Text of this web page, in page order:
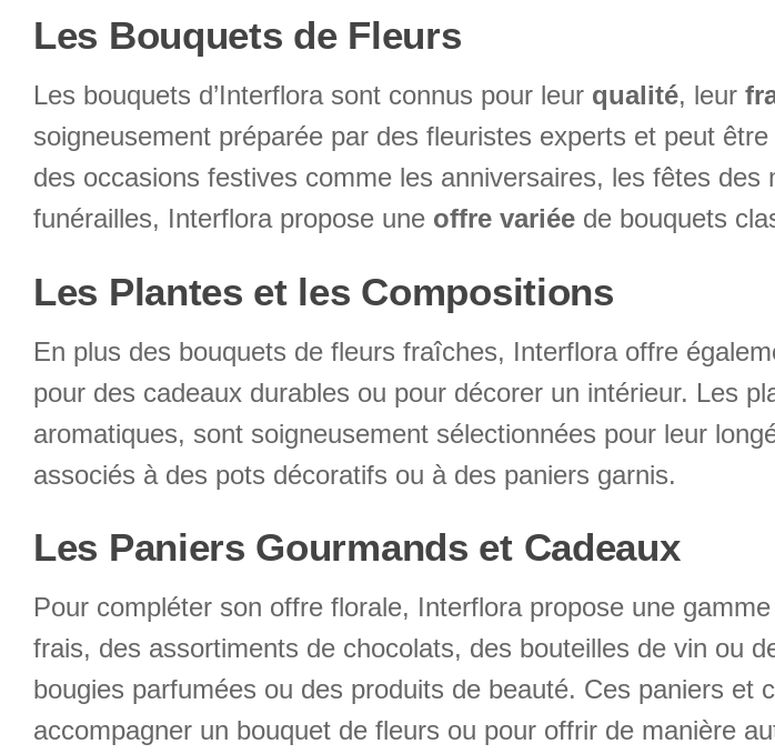
Les Bouquets de Fleurs
Les bouquets d’Interflora sont connus pour leur qualité, leur
soigneusement préparée par des fleuristes experts et peut
des occasions festives comme les anniversaires, les fêtes
funérailles, Interflora propose une offre variée de bouquets
Les Plantes et les Compositions
En plus des bouquets de fleurs fraîches, Interflora offre
pour des cadeaux durables ou pour décorer un intérieur. Les
aromatiques, sont soigneusement sélectionnées pour leur
associés à des pots décoratifs ou à des paniers garnis.
Les Paniers Gourmands et Cadeaux
Pour compléter son offre florale, Interflora propose une
frais, des assortiments de chocolats, des bouteilles de vin ou
bougies parfumées ou des produits de beauté. Ces paniers et
accompagner un bouquet de fleurs ou pour offrir de manière